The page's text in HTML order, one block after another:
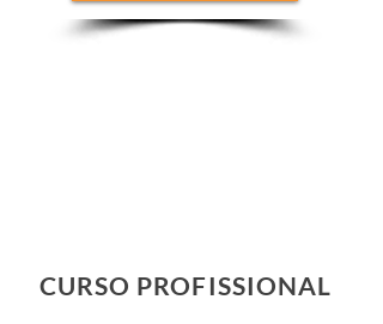
CURSO PROFISSIONAL